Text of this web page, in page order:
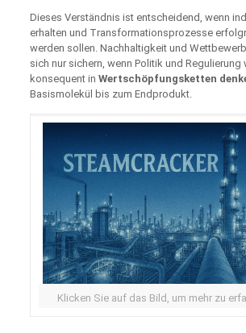
Dieses Verständnis ist entscheidend, wenn
erhalten und Transformationsprozesse
werden sollen. Nachhaltigkeit und
sich nur sichern, wenn Politik und Regulierung
konsequent in Wertschöpfungsketten
Basismolekül bis zum Endprodukt.
Klicken Sie auf das Bild, um mehr zu